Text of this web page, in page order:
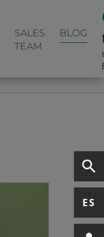
SALES
TEAM
BLOG
ES